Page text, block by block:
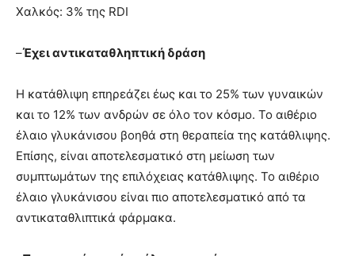
Χαλκός: 3% της RDI
–Έχει αντικαταθληπτική δράση
Η κατάθλιψη επηρεάζει έως και το 25% των γυναικών
και το 12% των ανδρών σε όλο τον κόσμο. Το αιθέριο
έλαιο γλυκάνισου βοηθά στη θεραπεία της κατάθλιψης.
Επίσης, είναι αποτελεσματικό στη μείωση των
συμπτωμάτων της επιλόχειας κατάθλιψης. Το αιθέριο
έλαιο γλυκάνισου είναι πιο αποτελεσματικό από τα
αντικαταθλιπτικά φάρμακα.